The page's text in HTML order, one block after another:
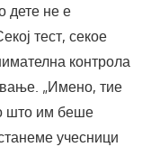
дете не е
тест, секое
контрола
„Имено, тие
што им беше
учесници